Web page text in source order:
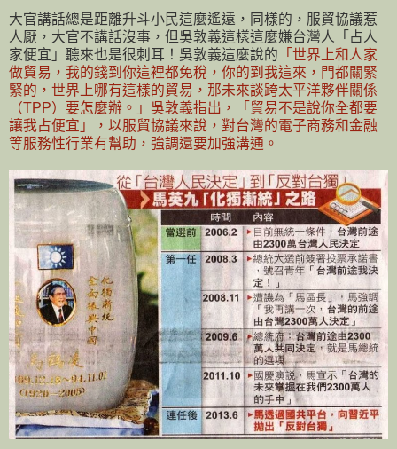
大官講話總是距離升斗小民這麼遙遠，同樣的，服貿協議惹
人厭，大官不講話沒事，但吳敦義這樣這麼嫌台灣人「占人
家便宜」聽來也是很刺耳！吳敦義這麼說的 「世界上和人家
做貿易，我的錢到你這裡都免稅，你的到我這來，門都關緊
緊的，世界上哪有這樣的貿易，那未來談跨太平洋夥伴關係
（TPP）要怎麼辦。」吳敦義指出，「貿易不是說你全都要
讓我占便宜」，以服貿協議來說，對台灣的電子商務和金融
等服務性行業有幫助，強調還要加強溝通。